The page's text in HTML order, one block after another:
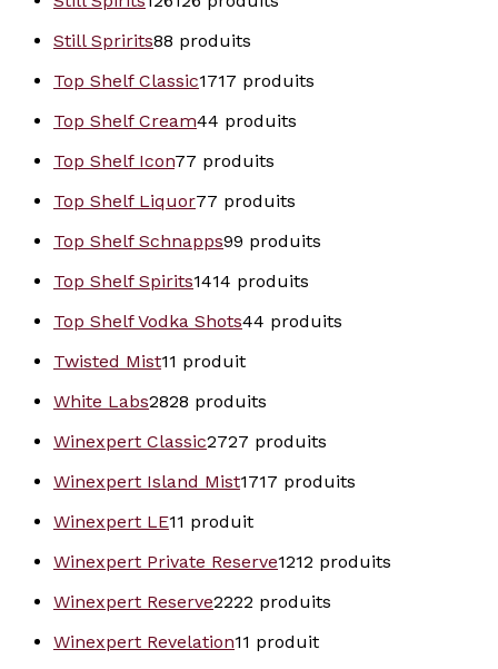
Still Spririts88 produits
Top Shelf Classic1717 produits
Top Shelf Cream44 produits
Top Shelf Icon77 produits
Top Shelf Liquor77 produits
Top Shelf Schnapps99 produits
Top Shelf Spirits1414 produits
Top Shelf Vodka Shots44 produits
Twisted Mist11 produit
White Labs2828 produits
Winexpert Classic2727 produits
Winexpert Island Mist1717 produits
Winexpert LE11 produit
Winexpert Private Reserve1212 produits
Winexpert Reserve2222 produits
Winexpert Revelation11 produit